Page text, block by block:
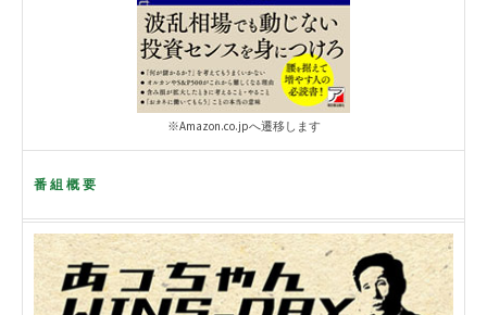
※Amazon.co.jpへ遷移します
番組概要